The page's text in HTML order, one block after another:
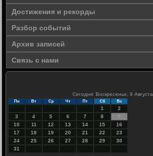
Достижения и рекорды
Разбор событий
Архив записей
Связь с нами
Сегодня: Воскресенье, 9 Августа
Пн Вт Ср Чт Пт Сб Вс
1
2
3
4 5 6 7 8
9
10
11 12 13 14 15
16
17
18 19 20 21 22
23
24
25 26 27 28 29
30
31